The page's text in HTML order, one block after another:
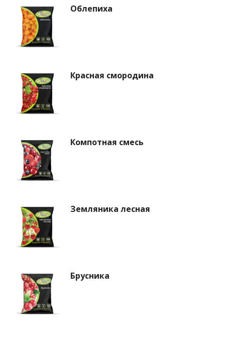
Облепиха
Красная смородина
Компотная смесь
Земляника лесная
Брусника